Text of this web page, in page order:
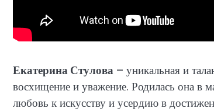
Екатерина Стулова – уникальная и
восхищение и уважение. Родилась она в
любовь к искусству и усердию в